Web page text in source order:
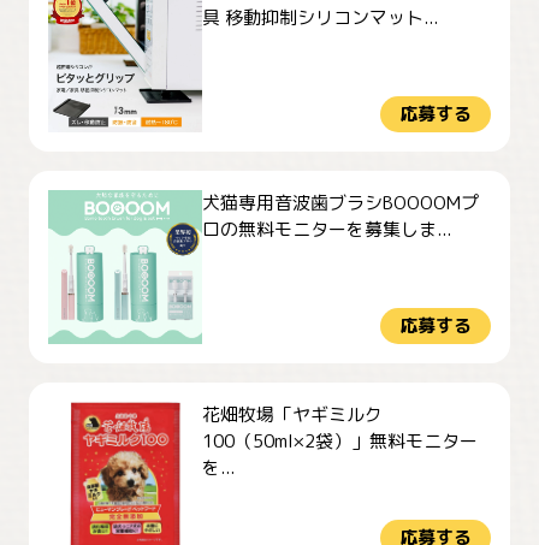
具 移動抑制シリコンマット...
応募する
犬猫専用音波歯ブラシBOOOOMプ
ロの無料モニターを募集しま...
応募する
花畑牧場「ヤギミルク
100（50ml×2袋）」無料モニター
を...
応募する